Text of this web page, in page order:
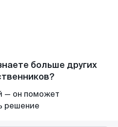
больше других
— он поможет
решение